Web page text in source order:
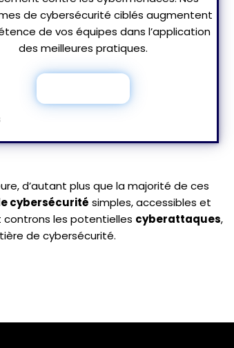
de cybersécurité ciblés augmentent
de vos équipes dans l’application
des meilleures pratiques.
d’autant plus que la majorité de ces
cybersécurité simples, accessibles et
controns les potentielles cyberattaques,
de cybersécurité.